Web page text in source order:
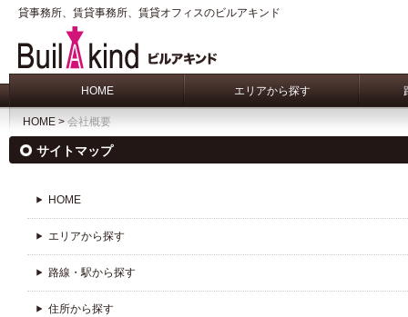
貸事務所、賃貸事務所、賃貸オフィスのビルアキンド
HOME エリアから探す
HOME > 会社概要
サイトマップ
HOME
エリアから探す
路線・駅から探す
住所から探す